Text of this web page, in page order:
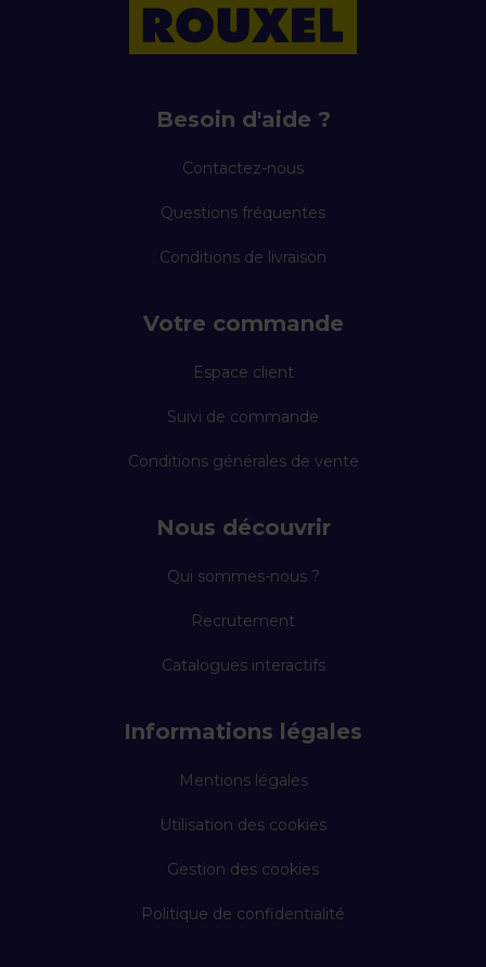
Besoin d'aide ?
Contactez-nous
Questions fréquentes
Conditions de livraison
Votre commande
Espace client
Suivi de commande
Conditions générales de vente
Nous découvrir
Qui sommes-nous ?
Recrutement
Catalogues interactifs
Informations légales
Mentions légales
Utilisation des cookies
Gestion des cookies
Politique de confidentialité